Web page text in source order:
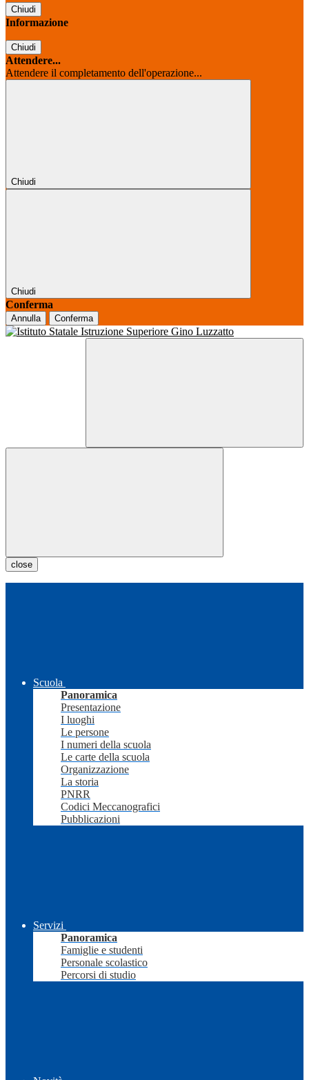
Chiudi
Informazione
Chiudi
Attendere...
Attendere il completamento dell'operazione...
Chiudi
Chiudi
Conferma
Annulla Conferma
close
Scuola
Panoramica
Presentazione
I luoghi
Le persone
I numeri della scuola
Le carte della scuola
Organizzazione
La storia
PNRR
Codici Meccanografici
Pubblicazioni
Servizi
Panoramica
Famiglie e studenti
Personale scolastico
Percorsi di studio